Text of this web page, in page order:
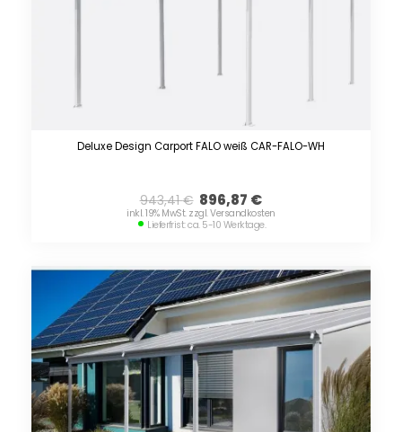
Deluxe Design Carport FALO weiß CAR-FALO-WH
943,41€ 896,87 €
inkl. 19% MwSt. zzgl. Versandkosten
Lieferfrist: ca. 5-10 Werktage.